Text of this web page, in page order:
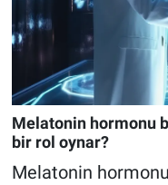
Melatonin hormonu
bir rol oynar?
Melatonin